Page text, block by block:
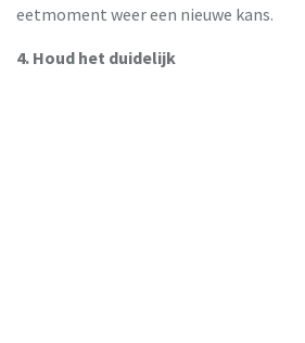
eetmoment weer een nieuwe kans.
4. Houd het duidelijk